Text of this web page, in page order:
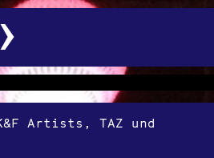
›
Artists, TAZ und